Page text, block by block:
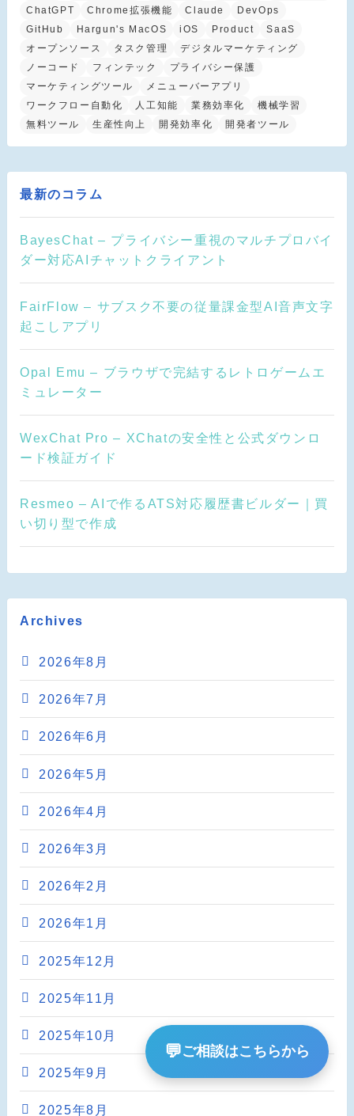
ChatGPT
Chrome拡張機能 Claude
DevOps
GitHub
Hargun's MacOS iOS Product
SaaS
オープンソース
タスク管理
デジタルマーケティング
ノーコード
フィンテック
プライバシー保護
マーケティングツール
メニューバーアプリ
ワークフロー自動化
人工知能 業務効率化
機械学習
無料ツール
生産性向上 開発効率化 開発者ツール
最新のコラム
BayesChat – プライバシー重視のマルチプロバイ
ダー対応AIチャットクライアント
FairFlow – サブスク不要の従量課金型AI音声文字
起こしアプリ
Opal Emu – ブラウザで完結するレトロゲームエ
ミュレーター
WexChat Pro – XChatの安全性と公式ダウンロ
ード検証ガイド
Resmeo – AIで作るATS対応履歴書ビルダー｜買
い切り型で作成
Archives
2026年8月
2026年7月
2026年6月
2026年5月
2026年4月
2026年3月
2026年2月
2026年1月
2025年12月
2025年11月
2025年10月
2025年9月
2025年8月
💬ご相談はこちらから